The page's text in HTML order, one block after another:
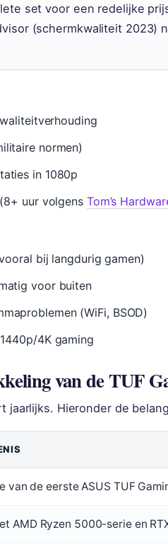
set voor een redelijke
(schermkwaliteit 2023)
normen)
in 1080p
uur volgens Tom’s
bij langdurig gamen)
voor buiten
(WiFi, BSOD)
4K gaming
van de TUF
jaarlijks. Hieronder de
van de eerste ASUS TUF
AMD Ryzen 5000-serie en